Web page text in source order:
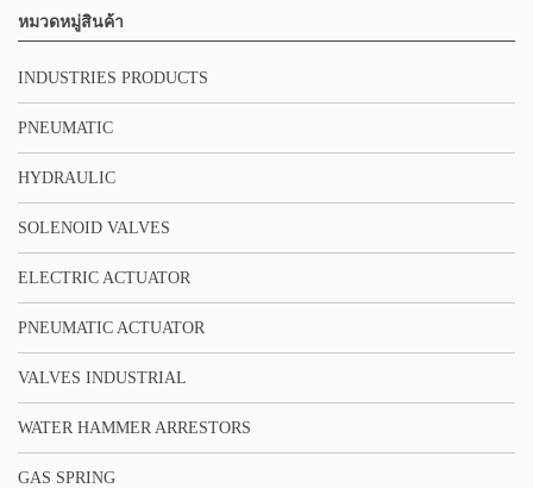
หมวดหมู่สินค้า
INDUSTRIES PRODUCTS
PNEUMATIC
HYDRAULIC
SOLENOID VALVES
ELECTRIC ACTUATOR
PNEUMATIC ACTUATOR
VALVES INDUSTRIAL
WATER HAMMER ARRESTORS
GAS SPRING